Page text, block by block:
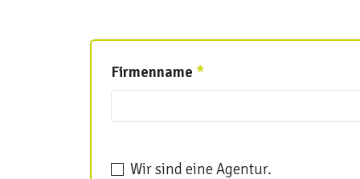
Firmenname *
Wir sind eine Agentur.